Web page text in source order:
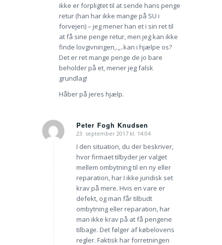
ikke er forpligtet til at sende hans penge
retur (han har ikke mange på SU i
forvejen) – jeg mener han et i sin ret til
at få sine penge retur, men jeg kan ikke
finde lovgivningen,.,,..kan i hjælpe os?
Det er ret mange penge de jo bare
beholder på et, mener jeg falsk
grundlag!
Håber på jeres hjælp.
Peter Fogh Knudsen
siger:
23. september 2017 kl. 14:04
I den situation, du der beskriver,
hvor firmaet tilbyder jer valget
mellem ombytning til en ny eller
reparation, har I ikke juridisk set
krav på mere. Hvis en vare er
defekt, og man får tilbudt
ombytning eller reparation, har
man ikke krav på at få pengene
tilbage. Det følger af købelovens
regler. Faktisk har forretningen